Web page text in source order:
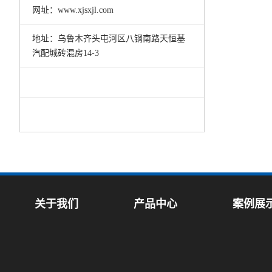
网址：www.xjsxjl.com
地址：乌鲁木齐头屯河区八钢南路天恒基
汽配城砖混房14-3
关于我们 产品中心 案例展